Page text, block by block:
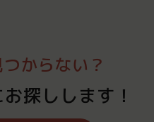
からない？
探しします！